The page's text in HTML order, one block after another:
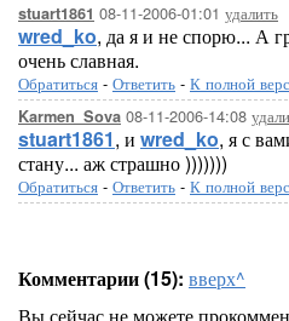
stuart1861 08-11-2006-01:01 удалить
wred_ko, да я и не спорю... А
очень славная.
Обратиться - Ответить - К полной
Karmen_Sova 08-11-2006-14:08
stuart1861, и wred_ko, я с
стану... аж страшно )))))))
Обратиться - Ответить - К полной
Комментарии (15): вверх^